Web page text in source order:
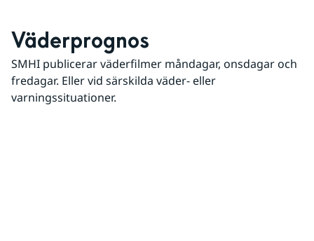
Väderprognos
SMHI publicerar väderfilmer måndagar, onsdagar och
fredagar. Eller vid särskilda väder- eller
varningssituationer.